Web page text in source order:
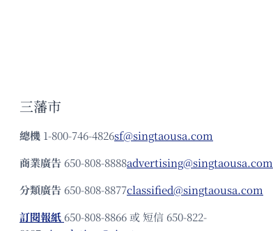
三藩市
總機 1-800-746-4826sf@singtaousa.com
商業廣告 650-808-8888advertising@singtaousa.com
分類廣告 650-808-8877classified@singtaousa.com
訂閱報紙 650-808-8866 或 短信 650-822-